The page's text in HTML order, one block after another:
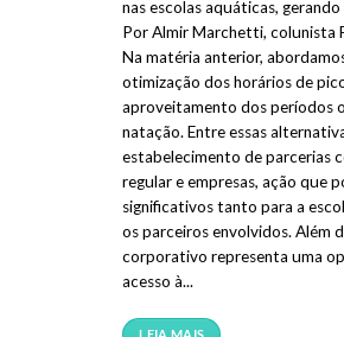
nas escolas aquáticas,
Por Almir Marchetti, colunista
Na matéria anterior,
otimização dos horários de
aproveitamento dos períodos
natação. Entre essas
estabelecimento de parcerias
regular e empresas, ação que
significativos tanto para a
os parceiros envolvidos. Além
corporativo representa uma
acesso à...
LEIA MAIS